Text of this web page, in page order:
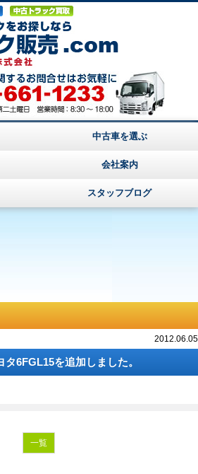
中古車を選ぶ
会社案内
スタッフブログ
2012.06.05
タ6FGL15を追加しました。
一覧